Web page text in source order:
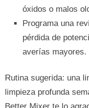
óxidos o malos
Programa una
pérdida de
averías mayores.
Rutina sugerida: una
limpieza profunda